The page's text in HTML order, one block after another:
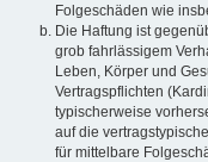
Folgeschäden wie
Die Haftung ist
grob fahrlässigem
Leben, Körper und
Vertragspflichten
typischerweise
auf die
für mittelbare